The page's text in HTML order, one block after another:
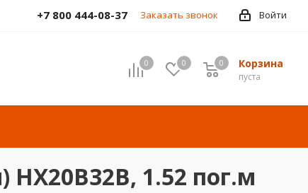
Войти
+7 800 444-08-37 Заказать звонок
0 0 Корзина
пуста
0
1.52 пог.м